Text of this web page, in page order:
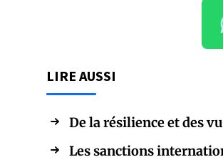
LIRE AUSSI
De la résilience et des
Les sanctions